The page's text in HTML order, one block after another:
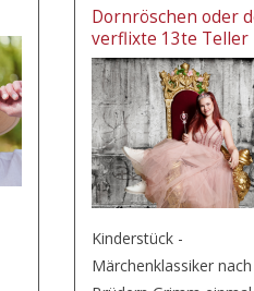
Dornröschen oder
verflixte 13te Teller
Kinderstück -
Märchenklassiker